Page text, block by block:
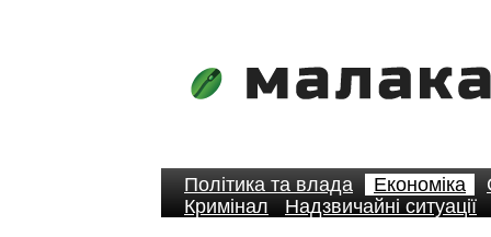
Політика та влада Економіка
Кримінал
Надзвичайні ситуації